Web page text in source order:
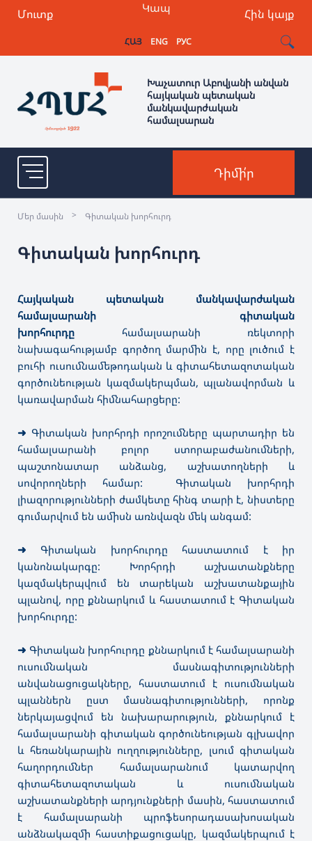
Մուտք Հին կայք
Կապ
ՀԱՅ ENG РУС
Խաչատուր Աբովյանի անվան
հայկական պետական
մանկավարժական
համալսարան
Դիմի՛ր
Մեր մասին > Գիտական խորհուրդ
Գիտական խորհուրդ
Հայկական պետական մանկավարժական
համալսարանի գիտական
խորհուրդը համալսարանի ռեկտորի
նախագահությամբ գործող մարմին է, որը լուծում է
բուհի ուսումնամեթոդական և գիտահետազոտական
գործունեության կազմակերպման, պլանավորման և
կառավարման հիմնահարցերը:
➜ Գիտական խորհրդի որոշումները պարտադիր են
համալսարանի բոլոր ստորաբաժանումների,
պաշտոնատար անձանց, աշխատողների և
սովորողների համար: Գիտական խորհրդի
լիազորությունների ժամկետը հինգ տարի է, նիստերը
գումարվում են ամիսն առնվազն մեկ անգամ:
➜ Գիտական խորհուրդը հաստատում է իր
կանոնակարգը: Խորհրդի աշխատանքները
կազմակերպվում են տարեկան աշխատանքային
պլանով, որը քննարկում և հաստատում է Գիտական
խորհուրդը:
➜ Գիտական խորհուրդը քննարկում է համալսարանի
ուսումնական մասնագիտությունների
անվանացուցակները, հաստատում է ուսումնական
պլաններն ըստ մասնագիտությունների, որոնք
ներկայացվում են նախարարություն, քննարկում է
համալսարանի գիտական գործունեության գլխավոր
և հեռանկարային ուղղությունները, լսում գիտական
հաղորդումներ համալսարանում կատարվող
գիտահետազոտական և ուսումնական
աշխատանքների արդյունքների մասին, հաստատում
է համալսարանի պրոֆեսորադասախոսական
անձնակազմի հաստիքացուցակը, կազմակերպում է